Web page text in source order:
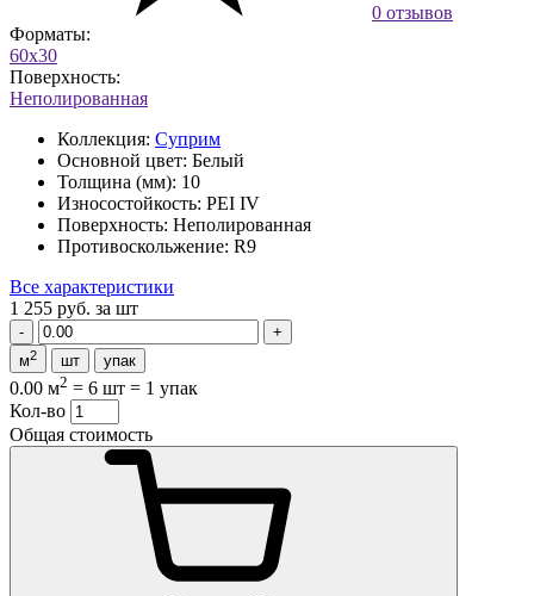
0 отзывов
Форматы:
60x30
Поверхность:
Неполированная
Коллекция: Суприм
Основной цвет: Белый
Толщина (мм): 10
Износостойкость: PEI IV
Поверхность: Неполированная
Противоскольжение: R9
Все характеристики
1 255 руб. за шт
м2 шт упак
0.00 м2 = 6 шт = 1 упак
Кол-во
Общая стоимость